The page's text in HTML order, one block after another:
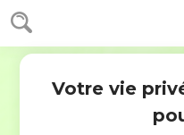
Votre vie